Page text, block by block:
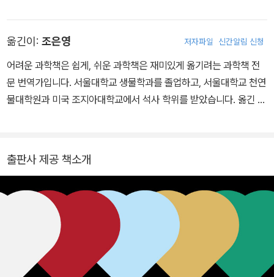
록 즐겁고 더 행복하게 살 수 있다!
스』는 여러 매체에서 최고의 과학 도서, 페미니스트 도서 등으로 선정
되었고, 아마존 성·성생활 분야에서 10년째 베스트셀러 1위를 차지하
고 있다. 이외에 공저로 『재가 된 여자들』이 있다.
옮긴이: 조은영 저자파일 신간알림 신청
어려운 과학책은 쉽게, 쉬운 과학책은 재미있게 옮기려는 과학책 전
문 번역가입니다. 서울대학교 생물학과를 졸업하고, 서울대학교 천연
물대학원과 미국 조지아대학교에서 석사 학위를 받았습니다. 옮긴 책
출판사 제공 책소개